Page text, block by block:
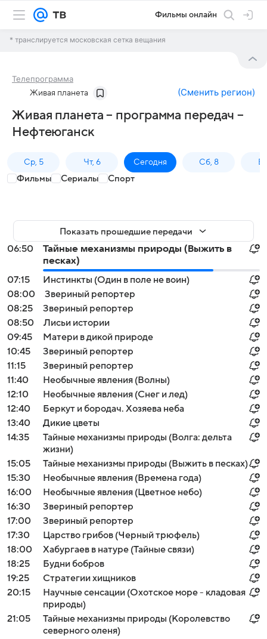
Фильмы онлайн
* транслируется московская сетка вещания
Телепрограмма
Живая планета (Сменить регион)
Живая планета – программа передач –
Нефтеюганск
Ср, 5 Чт, 6 Сегодня Сб, 8
Фильмы Сериалы Спорт
Показать прошедшие передачи
06:50
Тайные механизмы природы (Выжить в
песках)
07:15
Инстинкты (Один в поле не воин)
08:00
Звериный репортер
08:25
Звериный репортер
08:50
Лисьи истории
09:45
Матери в дикой природе
10:45
Звериный репортер
11:15
Звериный репортер
11:40
Необычные явления (Волны)
12:10
Необычные явления (Снег и лед)
12:40
Беркут и бородач. Хозяева неба
13:40
Дикие цветы
14:35
Тайные механизмы природы (Волга: дельта
жизни)
15:05
Тайные механизмы природы (Выжить в песках)
15:30
Необычные явления (Времена года)
16:00
Необычные явления (Цветное небо)
16:30
Звериный репортер
17:00
Звериный репортер
17:30
Царство грибов (Черный трюфель)
18:00
Хабургаев в натуре (Тайные связи)
18:25
Будни бобров
19:25
Стратегии хищников
20:15
Научные сенсации (Охотское море - кладовая
природы)
21:05
Тайные механизмы природы (Королевство
северного оленя)